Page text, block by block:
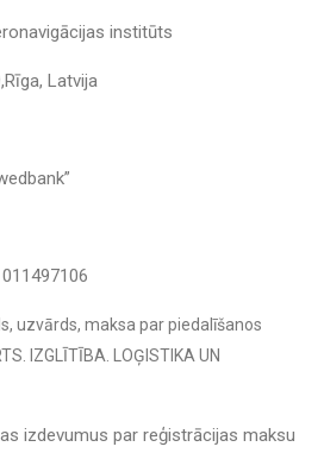
institūts
Latvija
uzvārds, maksa par piedalīšanos
IZGLĪTĪBA. LOĢISTIKA UN
izdevumus par reģistrācijas maksu